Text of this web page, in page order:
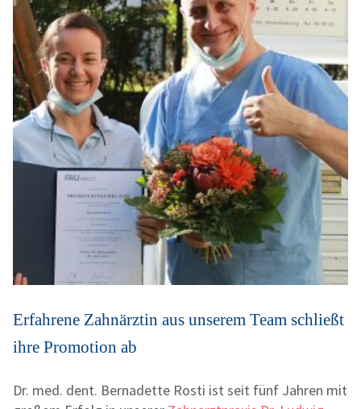
Erfahrene Zahnärztin aus unserem Team schließt
ihre Promotion ab
Dr. med. dent. Bernadette Rosti ist seit fünf Jahren mit